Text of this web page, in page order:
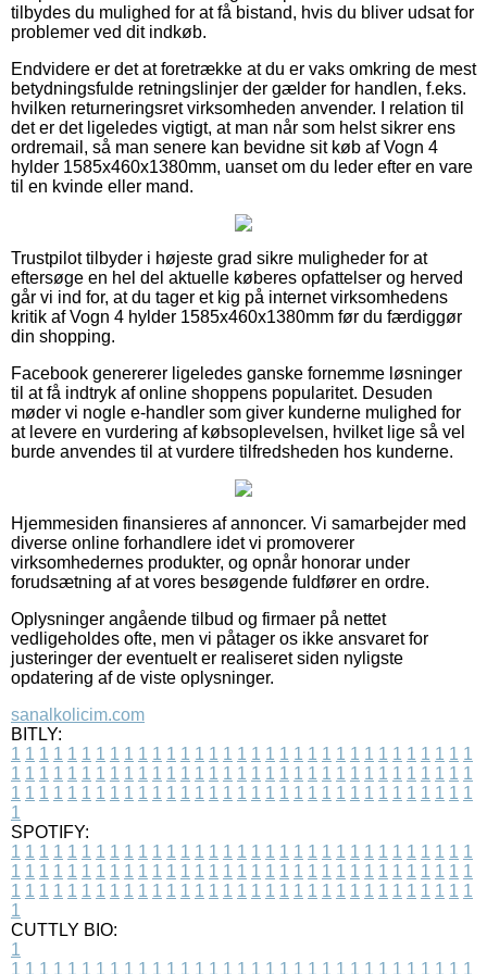
tilbydes du mulighed for at få bistand, hvis du bliver udsat for
problemer ved dit indkøb.
Endvidere er det at foretrække at du er vaks omkring de mest
betydningsfulde retningslinjer der gælder for handlen, f.eks.
hvilken returneringsret virksomheden anvender. I relation til
det er det ligeledes vigtigt, at man når som helst sikrer ens
ordremail, så man senere kan bevidne sit køb af Vogn 4
hylder 1585x460x1380mm, uanset om du leder efter en vare
til en kvinde eller mand.
Trustpilot tilbyder i højeste grad sikre muligheder for at
eftersøge en hel del aktuelle køberes opfattelser og herved
går vi ind for, at du tager et kig på internet virksomhedens
kritik af Vogn 4 hylder 1585x460x1380mm før du færdiggør
din shopping.
Facebook genererer ligeledes ganske fornemme løsninger
til at få indtryk af online shoppens popularitet. Desuden
møder vi nogle e-handler som giver kunderne mulighed for
at levere en vurdering af købsoplevelsen, hvilket lige så vel
burde anvendes til at vurdere tilfredsheden hos kunderne.
Hjemmesiden finansieres af annoncer. Vi samarbejder med
diverse online forhandlere idet vi promoverer
virksomhedernes produkter, og opnår honorar under
forudsætning af at vores besøgende fuldfører en ordre.
Oplysninger angående tilbud og firmaer på nettet
vedligeholdes ofte, men vi påtager os ikke ansvaret for
justeringer der eventuelt er realiseret siden nyligste
opdatering af de viste oplysninger.
sanalkolicim.com
BITLY:
1 1 1 1 1 1 1 1 1 1 1 1 1 1 1 1 1 1 1 1 1 1 1 1 1 1 1 1 1 1 1 1 1
1 1 1 1 1 1 1 1 1 1 1 1 1 1 1 1 1 1 1 1 1 1 1 1 1 1 1 1 1 1 1 1 1
1 1 1 1 1 1 1 1 1 1 1 1 1 1 1 1 1 1 1 1 1 1 1 1 1 1 1 1 1 1 1 1 1
1
SPOTIFY:
1 1 1 1 1 1 1 1 1 1 1 1 1 1 1 1 1 1 1 1 1 1 1 1 1 1 1 1 1 1 1 1 1
1 1 1 1 1 1 1 1 1 1 1 1 1 1 1 1 1 1 1 1 1 1 1 1 1 1 1 1 1 1 1 1 1
1 1 1 1 1 1 1 1 1 1 1 1 1 1 1 1 1 1 1 1 1 1 1 1 1 1 1 1 1 1 1 1 1
1
CUTTLY BIO:
1
1 1 1 1 1 1 1 1 1 1 1 1 1 1 1 1 1 1 1 1 1 1 1 1 1 1 1 1 1 1 1 1 1